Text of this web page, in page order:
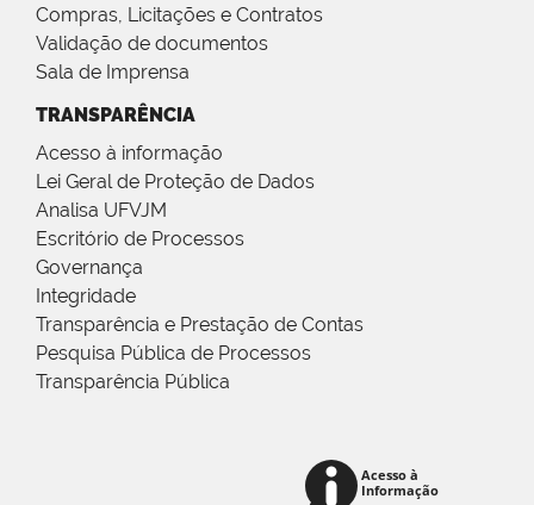
Compras, Licitações e Contratos
Validação de documentos
Sala de Imprensa
TRANSPARÊNCIA
Acesso à informação
Lei Geral de Proteção de Dados
Analisa UFVJM
Escritório de Processos
Governança
Integridade
Transparência e Prestação de Contas
Pesquisa Pública de Processos
Transparência Pública